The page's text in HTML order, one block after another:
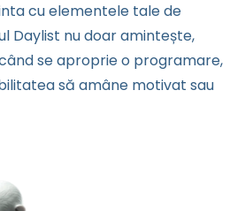
cu elementele tale de
Daylist nu doar amintește,
se aproprie o programare,
să amâne motivat sau